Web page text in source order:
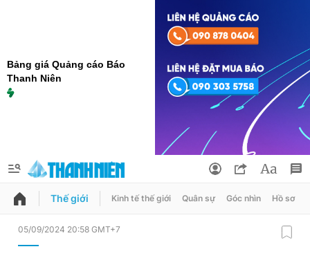
Bảng giá Quảng cáo Báo
Thanh Niên
QUẢNG CÁO
Thế giới Kinh tế thế giới Quân sự Góc nhìn Hồ sơ
05/09/2024 20:58 GMT+7